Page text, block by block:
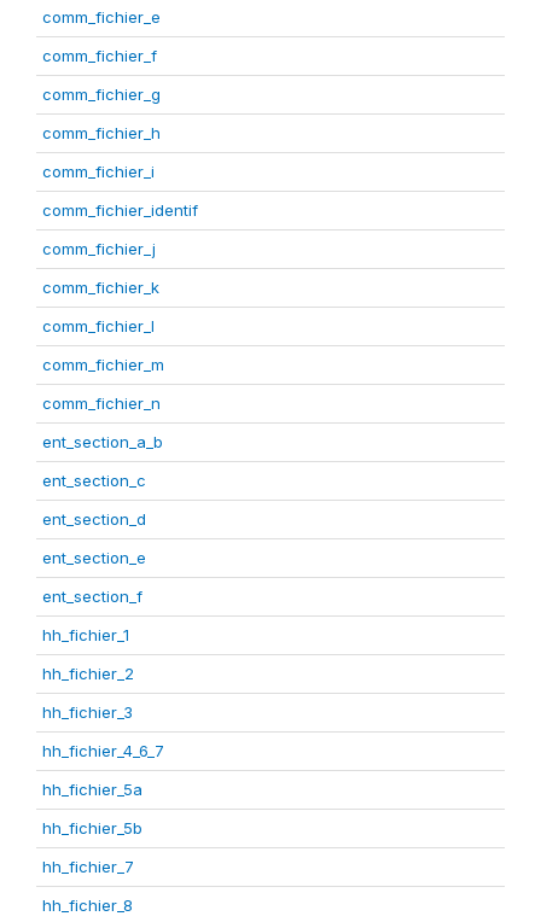
comm_fichier_e
comm_fichier_f
comm_fichier_g
comm_fichier_h
comm_fichier_i
comm_fichier_identif
comm_fichier_j
comm_fichier_k
comm_fichier_l
comm_fichier_m
comm_fichier_n
ent_section_a_b
ent_section_c
ent_section_d
ent_section_e
ent_section_f
hh_fichier_1
hh_fichier_2
hh_fichier_3
hh_fichier_4_6_7
hh_fichier_5a
hh_fichier_5b
hh_fichier_7
hh_fichier_8